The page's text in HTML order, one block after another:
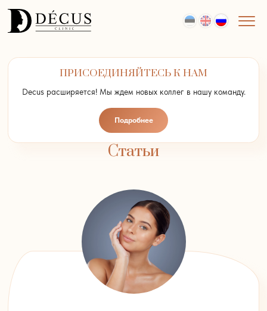
ПРИСОЕДИНЯЙТЕСЬ К НАМ
Decus расширяется! Мы ждем новых коллег в нашу команду.
Подробнее
Статьи